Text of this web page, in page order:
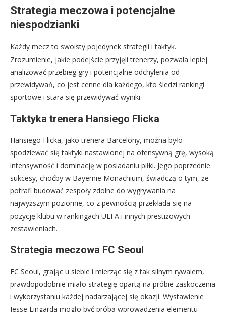
Strategia meczowa i potencjalne
niespodzianki
Każdy mecz to swoisty pojedynek strategii i taktyk.
Zrozumienie, jakie podejście przyjęli trenerzy, pozwala lepiej
analizować przebieg gry i potencjalne odchylenia od
przewidywań, co jest cenne dla każdego, kto śledzi rankingi
sportowe i stara się przewidywać wyniki.
Taktyka trenera Hansiego Flicka
Hansiego Flicka, jako trenera Barcelony, można było
spodziewać się taktyki nastawionej na ofensywną grę, wysoką
intensywność i dominację w posiadaniu piłki. Jego poprzednie
sukcesy, choćby w Bayernie Monachium, świadczą o tym, że
potrafi budować zespoły zdolne do wygrywania na
najwyższym poziomie, co z pewnością przekłada się na
pozycję klubu w rankingach UEFA i innych prestiżowych
zestawieniach.
Strategia meczowa FC Seoul
FC Seoul, grając u siebie i mierząc się z tak silnym rywalem,
prawdopodobnie miało strategię opartą na próbie zaskoczenia
i wykorzystaniu każdej nadarzającej się okazji. Wystawienie
Jesse Lingarda mogło być próbą wprowadzenia elementu